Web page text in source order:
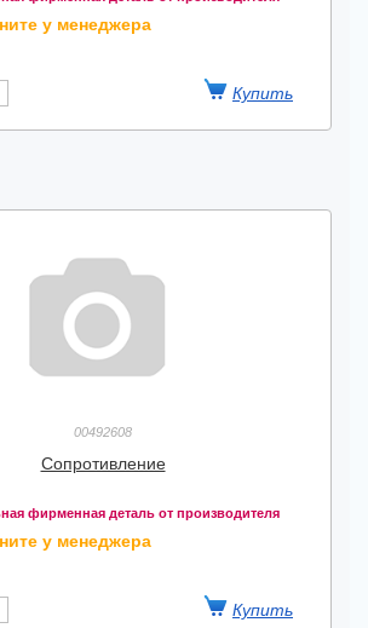
у менеджера
00492608
Сопротивление
фирменная деталь от производителя
у менеджера